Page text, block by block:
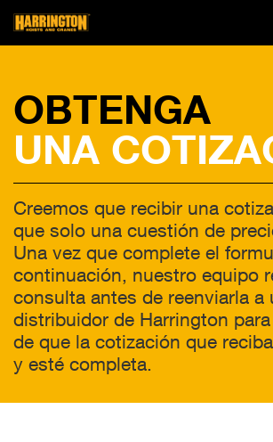
LINKS RÁPIDOS
OBTENGA
UNA
Creemos que recibir una
que solo una cuestión de
Una vez que complete el
continuación, nuestro equipo
consulta antes de reenviarla a
distribuidor de Harrington
de que la cotización que
y esté completa.